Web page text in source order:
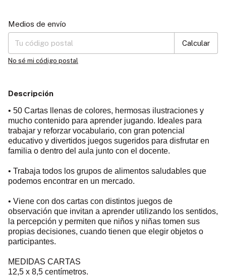
Entregas para el CP:
Medios de envío
Calcular
No sé mi código postal
Descripción
• 50 Cartas llenas de colores, hermosas ilustraciones y
mucho contenido para aprender jugando. Ideales para
trabajar y reforzar vocabulario, con gran potencial
educativo y divertidos juegos sugeridos para disfrutar en
familia o dentro del aula junto con el docente.
• Trabaja todos los grupos de alimentos saludables que
podemos encontrar en un mercado.
• Viene con dos cartas con distintos juegos de
observación que invitan a aprender utilizando los sentidos,
la percepción y permiten que niños y niñas tomen sus
propias decisiones, cuando tienen que elegir objetos o
participantes.
MEDIDAS CARTAS
12,5 x 8,5 centímetros.